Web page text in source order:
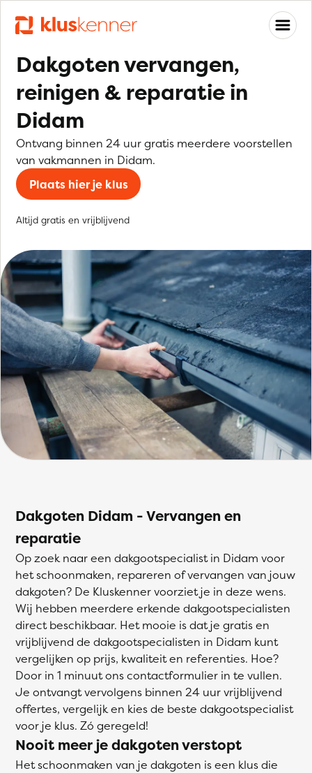
Dakgoten vervangen,
reinigen & reparatie in
Didam
Ontvang binnen 24 uur gratis meerdere voorstellen
van vakmannen in Didam.
Plaats hier je klus
Altijd gratis en vrijblijvend
Dakgoten Didam - Vervangen en
reparatie
Op zoek naar een dakgootspecialist in Didam voor
het schoonmaken, repareren of vervangen van jouw
dakgoten? De Kluskenner voorziet je in deze wens.
Wij hebben meerdere erkende dakgootspecialisten
direct beschikbaar. Het mooie is dat je gratis en
vrijblijvend de dakgootspecialisten in Didam kunt
vergelijken op prijs, kwaliteit en referenties. Hoe?
Door in 1 minuut ons contactformulier in te vullen.
Je ontvangt vervolgens binnen 24 uur vrijblijvend
offertes, vergelijk en kies de beste dakgootspecialist
voor je klus. Zó geregeld!
Nooit meer je dakgoten verstopt
Het schoonmaken van je dakgoten is een klus die